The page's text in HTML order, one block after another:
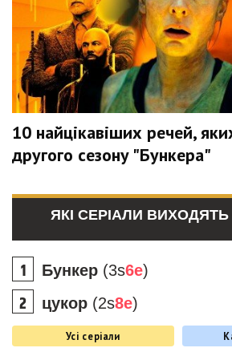
10 найцікавіших речей,
другого сезону "Бункера"
ЯКІ СЕРІАЛИ
Бункер (3s6e)
цукор (2s8e)
Усі серіали